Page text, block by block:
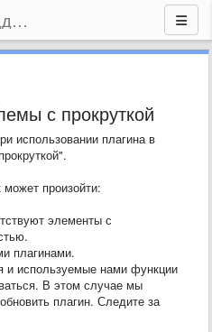
Joxi - сообщество поддержки
с прокруткой
использовании плагина в
произойти:
элементы с
плагинами.
и используемые нами функции
В этом случае мы
плагин. Следите за